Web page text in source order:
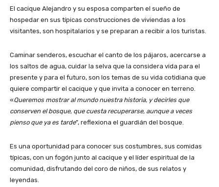
El cacique Alejandro y su esposa comparten el sueño de
hospedar en sus típicas construcciones de viviendas a los
visitantes, son hospitalarios y se preparan a recibir a los turistas.
Caminar senderos, escuchar el canto de los pájaros, acercarse a
los saltos de agua, cuidar la selva que la considera vida para el
presente y para el futuro, son los temas de su vida cotidiana que
quiere compartir el cacique y que invita a conocer en terreno.
«Queremos mostrar al mundo nuestra historia, y decirles que
conserven el bosque, que cuesta recuperarse, aunque a veces
pienso que ya es tarde”, reflexiona el guardián del bosque.
Es una oportunidad para conocer sus costumbres, sus comidas
típicas, con un fogón junto al cacique y el líder espiritual de la
comunidad, disfrutando del coro de niños, de sus relatos y
leyendas.